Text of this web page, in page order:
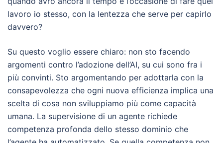
lavoro io stesso, con la lentezza che serve per capirlo
davvero?
Su questo voglio essere chiaro: non sto facendo
argomenti contro l’adozione dell’AI, su cui sono fra i
più convinti. Sto argomentando per adottarla con la
consapevolezza che ogni nuova efficienza implica una
scelta di cosa non sviluppiamo più come capacità
umana. La supervisione di un agente richiede
competenza profonda dello stesso dominio che